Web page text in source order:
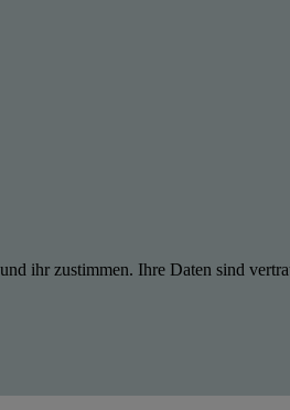
ihr zustimmen. Ihre Daten sind